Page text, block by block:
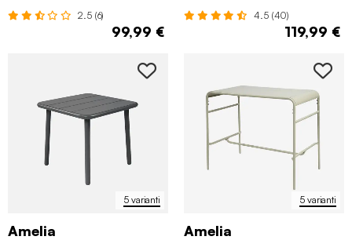
2.5 (6)
99,99 €
4.5 (40)
119,99 €
5 varianti
Amelia
5 varianti
Amelia